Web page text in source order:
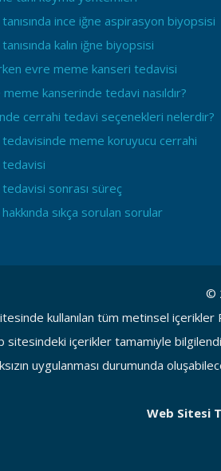
ince iğne aspirasyon biyopsisi
kalın iğne biyopsisi
evre meme kanseri tedavisi
kanserinde tedavi nasıldır?
cerrahi tedavi seçenekleri nelerdir?
meme koruyucu cerrahi
sonrası süreç
sıkça sorulan sorular
©
kullanılan tüm metinsel
sitesindeki içerikler tamamiyle
uygulanması durumunda
Web Sitesi